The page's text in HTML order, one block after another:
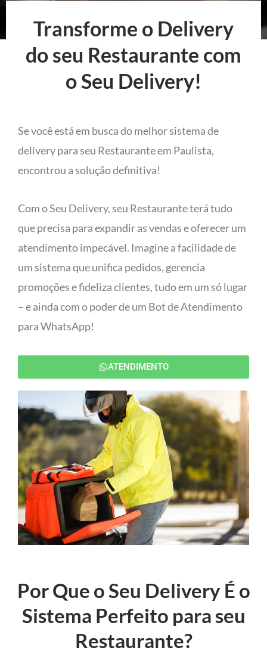
Transforme o Delivery
do seu Restaurante com
o Seu Delivery!
Se você está em busca do melhor sistema de
delivery para seu Restaurante em Paulista,
encontrou a solução definitiva!
Com o Seu Delivery, seu Restaurante terá tudo
que precisa para expandir as vendas e oferecer um
atendimento impecável. Imagine a facilidade de
um sistema que unifica pedidos, gerencia
promoções e fideliza clientes, tudo em um só lugar
– e ainda com o poder de um Bot de Atendimento
para WhatsApp!
ATENDIMENTO
Por Que o Seu Delivery É o
Sistema Perfeito para seu
Restaurante?